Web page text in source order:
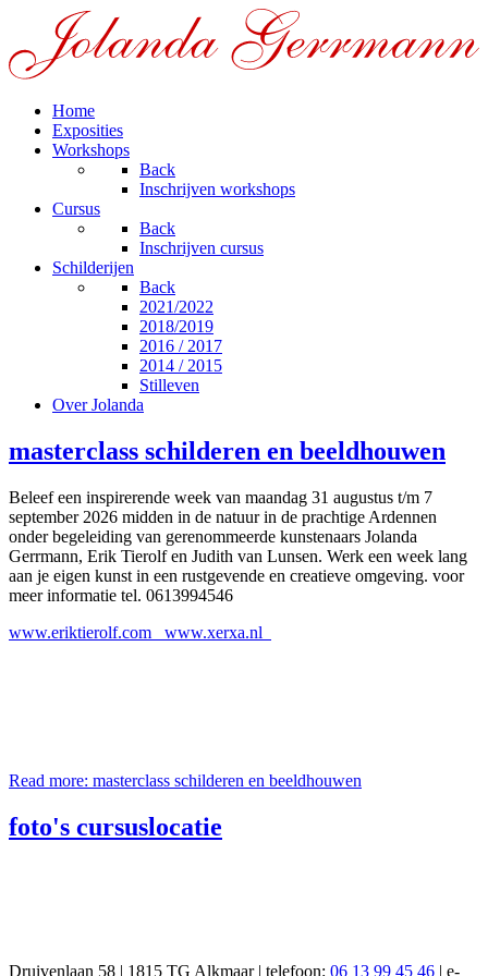
Home
Exposities
Workshops
Back
Inschrijven workshops
Cursus
Back
Inschrijven cursus
Schilderijen
Back
2021/2022
2018/2019
2016 / 2017
2014 / 2015
Stilleven
Over Jolanda
masterclass schilderen en beeldhouwen
Beleef een inspirerende week van maandag 31 augustus t/m 7
september 2026 midden in de natuur in de prachtige Ardennen
onder begeleiding van gerenommeerde kunstenaars Jolanda
Gerrmann, Erik Tierolf en Judith van Lunsen. Werk een week lang
aan je eigen kunst in een rustgevende en creatieve omgeving. voor
meer informatie tel. 0613994546
www.eriktierolf.com www.xerxa.nl
Read more: masterclass schilderen en beeldhouwen
foto's cursuslocatie
Druivenlaan 58 | 1815 TG Alkmaar | telefoon: 06 13 99 45 46 | e-